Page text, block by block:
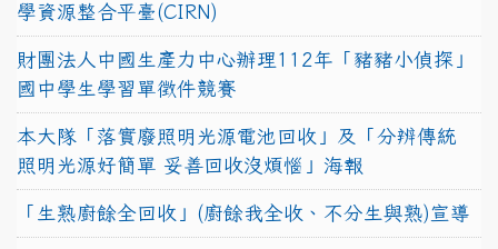
學資源整合平臺(CIRN)
財團法人中國生產力中心辦理112年「豬豬小偵探」
國中學生學習單徵件競賽
本大隊「落實廢照明光源電池回收」及「分辨傳統
照明光源好簡單 妥善回收沒煩惱」海報
「生熟廚餘全回收」(廚餘我全收、不分生與熟)宣導